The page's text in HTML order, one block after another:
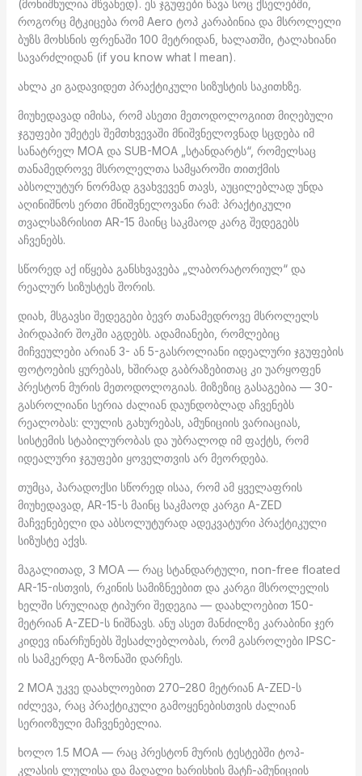
(მონიშნულია მწვანედ). ეს ჯგუფები წავა სოც ქსელებში,
როგორც მტკიცება რომ Aero ტოპ კარაბინია და მსროლელი
ბუზს მოხსნის ფრენაში 100 მეტრიდან, ხალათში, ტალახიანი
სავარძლიდან (if you know what I mean).
ახლა კი გადავიდეთ პრაქტიკული სიზუსტის საკითხზე.
მიუხედავად იმისა, რომ ასეთი მეთოდოლოგიით მიღებული
ჯგუფები უმეტეს შემთხვევაში მნიშვნელოვნად სცდება იმ
სანატრელ MOA და SUB-MOA „სტანდარტს“, რომელსაც
თანამედროვე მსროლელთა სამყაროში თითქმის
აბსოლუტურ ნორმად გვახვევენ თავს, აუცილებლად უნდა
აღინიშნოს ერთი მნიშვნელოვანი რამ: პრაქტიკული
თვალსაზრისით AR-15 მაინც საკმაოდ კარგ შედეგებს
აჩვენებს.
სწორედ აქ იწყება განსხვავება „ლაბორატორიულ“ და
რეალურ სიზუსტეს შორის.
დიახ, მსგავსი შედეგები ბევრ თანამედროვე მსროლელს
პირდაპირ შოკში აგდებს. ადამიანები, რომლებიც
მიჩვეულები არიან 3- ან 5-გასროლიანი იდეალური ჯგუფების
ფოტოების ყურებას, ხშირად გაბრაზებითაც კი უარყოფენ
პრესტონ მურის მეთოდოლოგიას. მიზეზიც გასაგებია — 30-
გასროლიანი სერია ძალიან დაუნდობლად აჩვენებს
რეალობას: ლულის გახურებას, ამუნიციის ვარიაციას,
სისტემის სტაბილურობას და უბრალოდ იმ ფაქტს, რომ
იდეალური ჯგუფები ყოველთვის არ მეორდება.
თუმცა, პარადოქსი სწორედ ისაა, რომ ამ ყველაფრის
მიუხედავად, AR-15-ს მაინც საკმაოდ კარგი A-ZED
მაჩვენებელი და აბსოლუტურად ადეკვატური პრაქტიკული
სიზუსტე აქვს.
მაგალითად, 3 MOA — რაც სტანდარტული, non-free floated
AR-15-ისთვის, რკინის სამიზნეებით და კარგი მსროლელის
ხელში სრულიად ტიპური შედეგია — დაახლოებით 150-
მეტრიან A-ZED-ს ნიშნავს. ანუ ასეთ მანძილზე კარაბინი ჯერ
კიდევ ინარჩუნებს შესაძლებლობას, რომ გასროლები IPSC-
ის სამკერდე A-ზონაში დარჩეს.
2 MOA უკვე დაახლოებით 270–280 მეტრიან A-ZED-ს
იძლევა, რაც პრაქტიკული გამოყენებისთვის ძალიან
სერიოზული მაჩვენებელია.
ხოლო 1.5 MOA — რაც პრესტონ მურის ტესტებში ტოპ-
კლასის ლულისა და მაღალი ხარისხის მატჩ-ამუნიციის